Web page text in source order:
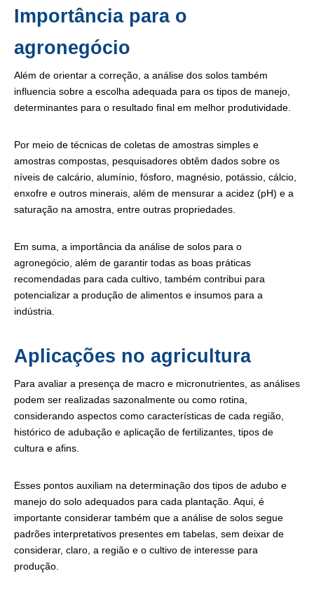
Importância para o
agronegócio
Além de orientar a correção, a análise dos solos também
influencia sobre a escolha adequada para os tipos de manejo,
determinantes para o resultado final em melhor produtividade.
Por meio de técnicas de coletas de amostras simples e
amostras compostas, pesquisadores obtêm dados sobre os
níveis de calcário, alumínio, fósforo, magnésio, potássio, cálcio,
enxofre e outros minerais, além de mensurar a acidez (pH) e a
saturação na amostra, entre outras propriedades.
Em suma, a importância da análise de solos para o
agronegócio, além de garantir todas as boas práticas
recomendadas para cada cultivo, também contribui para
potencializar a produção de alimentos e insumos para a
indústria.
Aplicações no agricultura
Para avaliar a presença de macro e micronutrientes, as análises
podem ser realizadas sazonalmente ou como rotina,
considerando aspectos como características de cada região,
histórico de adubação e aplicação de fertilizantes, tipos de
cultura e afins.
Esses pontos auxiliam na determinação dos tipos de adubo e
manejo do solo adequados para cada plantação. Aqui, é
importante considerar também que a análise de solos segue
padrões interpretativos presentes em tabelas, sem deixar de
considerar, claro, a região e o cultivo de interesse para
produção.